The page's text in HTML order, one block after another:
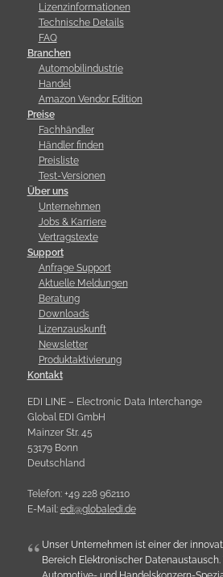
Lizenzinformationen
Technische Details
FAQ
Branchen
Automobilindustrie
Handel
Amazon Vendor Edition
Preise
Fachhändler
Händler finden
Preisliste
Test-Versionen
Über uns
Unternehmen
Jobs & Karriere
Vertragstexte
Support
Anfrage Support
Aktuelle Meldungen
Beratung
Downloads
Lizenzauskunft
Newsletter
Produktaktivierung
Kontakt
EDI LINE – Electronic Data Interchange
Global EDI GmbH
Mainzer Str. 45
53179 Bonn
Deutschland
Telefon: +49 228 962110
E-Mail: edi@gl oba edi de
Unser Unternehmen ist einer der
Bereich Elektronischer Datenaustausch.